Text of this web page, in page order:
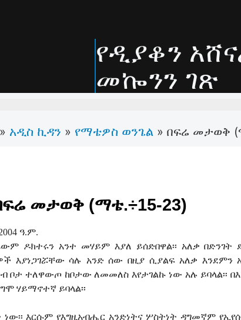
የዲያቆን
መኰንን ገጽ
» አዲስ ኪዳን » የማቴዎስ ወንጌል » በፍሬ መታወቅ
መታወቅ (ማቴ.÷15-23)
ዓ.ም.
ዶክተሩን አንተ መሃይም እያለ ይሰድበዋል፡፡ አለቃ በድንገት
እያነጋገሯቸው ሳሉ አንድ ሰው በዚያ ሲያልፍ አለቃ እንደምን
ቦታ ተለዋውጦ ከቦታው ለመመለስ እየታገልኩ ነው አሉ ይባላል፡፡
ሃይማኖተኛ ይባላል፡፡
እርሱም የእግዚአብሔር አንድነትና ሦስትነት ዳግመኛም